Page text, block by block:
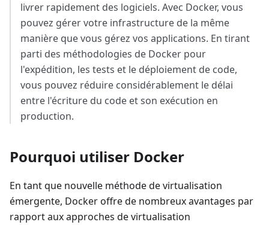
livrer rapidement des logiciels. Avec Docker, vous
pouvez gérer votre infrastructure de la même
manière que vous gérez vos applications. En tirant
parti des méthodologies de Docker pour
l'expédition, les tests et le déploiement de code,
vous pouvez réduire considérablement le délai
entre l'écriture du code et son exécution en
production.
Pourquoi utiliser Docker
En tant que nouvelle méthode de virtualisation
émergente, Docker offre de nombreux avantages par
rapport aux approches de virtualisation